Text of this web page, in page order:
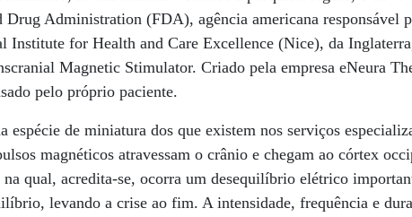
Drug Administration (FDA), agência americana responsável
Institute for Health and Care Excellence (Nice), da
Magnetic Stimulator. Criado pela empresa eNeura
pelo próprio paciente.
espécie de miniatura dos que existem nos serviços
magnéticos atravessam o crânio e chegam ao córtex
na qual, acredita-se, ocorra um desequilíbrio elétrico
levando a crise ao fim. A intensidade, frequência e